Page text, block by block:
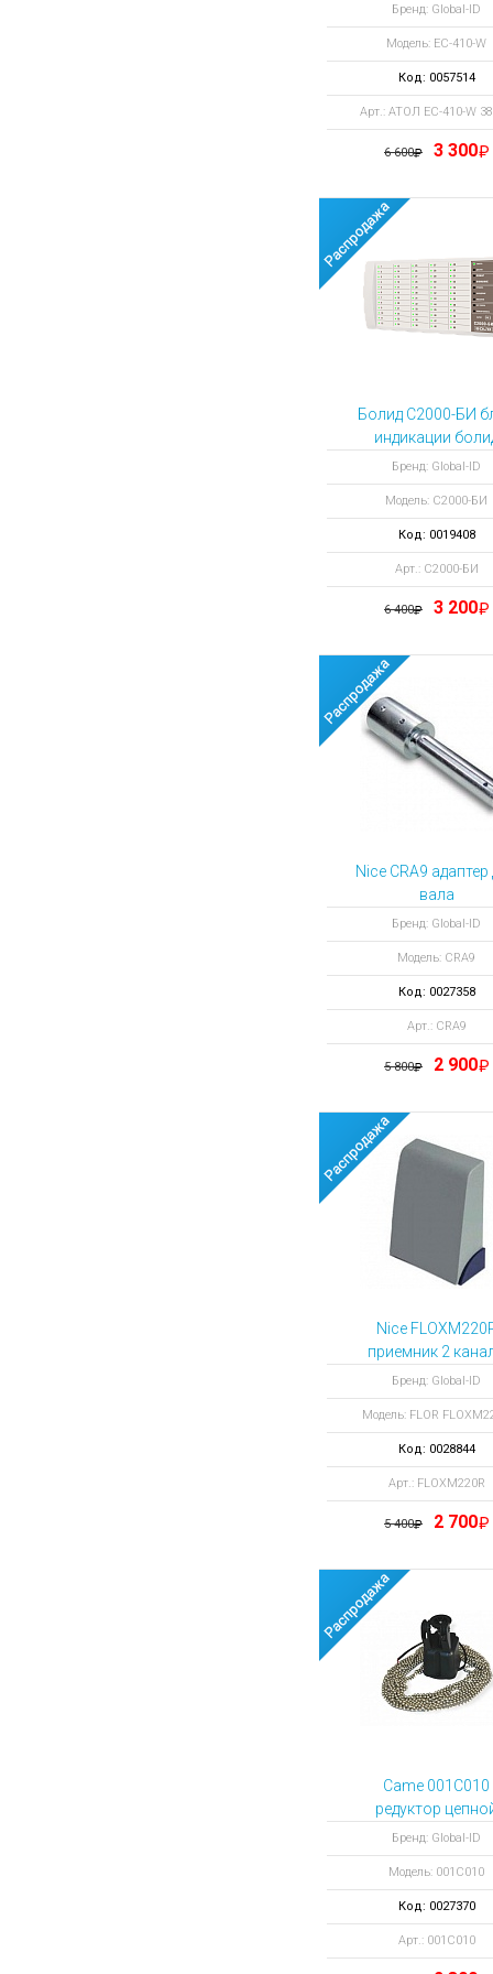
Бренд: Global-ID
Модель: EC-410-W
Код: 0057514
Арт.: АТОЛ EC-410-W
6 600 3 300
Болид С2000-БИ
индикации
Бренд: Global-ID
Модель: С2000-БИ
Код: 0019408
Арт.: С2000-БИ
6 400 3 200
Nice CRA9 адаптер
вала
Бренд: Global-ID
Модель: CRA9
Код: 0027358
Арт.: CRA9
5 800 2 900
Nice
приемник 2
Бренд: Global-ID
Модель: FLOR
Код: 0028844
Арт.: FLOXM220R
5 400 2 700
Came 001C010
редуктор
Бренд: Global-ID
Модель: 001C010
Код: 0027370
Арт.: 001C010